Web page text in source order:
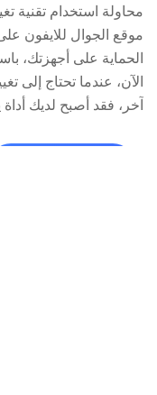
محاولة استخدام تقنية
موقع الجوال للايفون
الحماية على أجهزتك،
الآن، عندما تحتاج إلى
آخر، فقد أصبح لديك أداة